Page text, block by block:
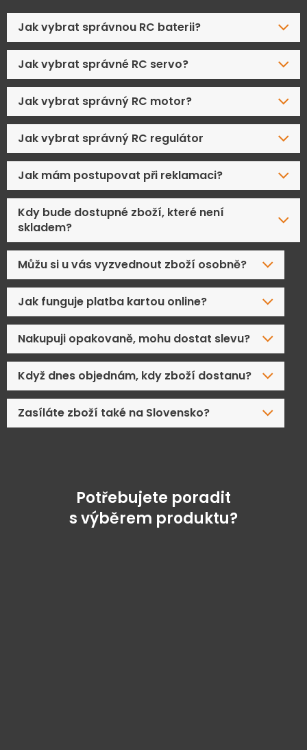
Jak vybrat správnou RC baterii?
Jak vybrat správné RC servo?
Jak vybrat správný RC motor?
Jak vybrat správný RC regulátor
Jak mám postupovat při reklamaci?
Kdy bude dostupné zboží, které není
skladem?
Můžu si u vás vyzvednout zboží osobně?
Jak funguje platba kartou online?
Nakupuji opakovaně, mohu dostat slevu?
Když dnes objednám, kdy zboží dostanu?
Zasíláte zboží také na Slovensko?
Potřebujete poradit
s výběrem produktu?